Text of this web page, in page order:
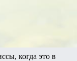
когда это в